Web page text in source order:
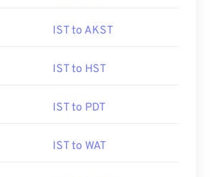
IST to AKST
IST to HST
IST to PDT
IST to WAT